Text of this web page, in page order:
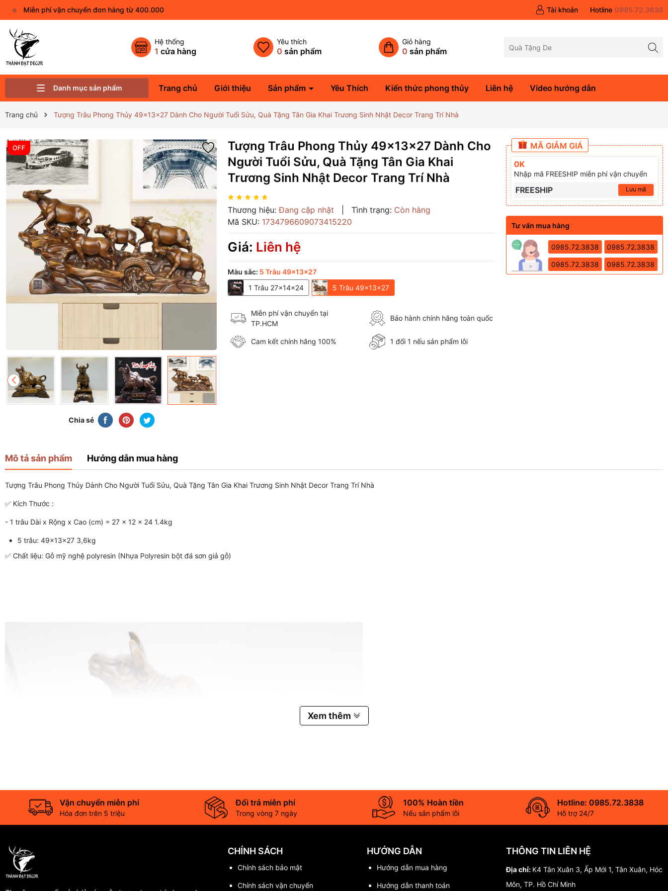
Miễn phí vận chuyển đơn hàng từ 400.000 Tài khoản Hotline 0985.72.3838
Hệ thống
1 cửa hàng
Yêu thích
0 sản phẩm
Giỏ hàng
0 sản phẩm
Danh mục sản phẩm Trang chủ Giới thiệu Sản phẩm Yêu Thích Kiến thức phong thủy Liên hệ Video hướng dẫn
Trang chủ Tượng Trâu Phong Thủy 49x13x27 Dành Cho Người Tuổi Sửu, Quà Tặng Tân Gia Khai Trương Sinh Nhật Decor Trang Trí Nhà
OFF
Chia sẻ
Tượng Trâu Phong Thủy 49x13x27 Dành Cho
Người Tuổi Sửu, Quà Tặng Tân Gia Khai
Trương Sinh Nhật Decor Trang Trí Nhà
Thương hiệu: Đang cập nhật Tình trạng: Còn hàng
Mã SKU: 1734796609073415220
Giá: Liên hệ
Màu sắc: 5 Trâu 49x13x27
1 Trâu 27x14x24
5 Trâu 49x13x27
Miễn phí vận chuyển tại
TP.HCM
Bảo hành chính hãng toàn quốc
Cam kết chính hãng 100% 1 đổi 1 nếu sản phẩm lỗi
MÃ GIẢM GIÁ
0K
Nhập mã FREESHIP miễn phí vận chuyển
FREESHIP Lưu mã
Tư vấn mua hàng
0985.72.3838 0985.72.3838
0985.72.3838 0985.72.3838
Mô tả sản phẩm Hướng dẫn mua hàng
Tượng Trâu Phong Thủy Dành Cho Người Tuổi Sửu, Quà Tặng Tân Gia Khai Trương Sinh Nhật Decor Trang Trí Nhà
✅ Kích Thước :
- 1 trâu Dài x Rộng x Cao (cm) = 27 x 12 x 24 1.4kg
5 trâu: 49x13x27 3,6kg
✅ Chất liệu: Gỗ mỹ nghệ polyresin (Nhựa Polyresin bột đá sơn giả gỗ)
Xem thêm
Vận chuyển miễn phí
Hóa đơn trên 5 triệu
Đổi trả miễn phí
Trong vòng 7 ngày
100% Hoàn tiền
Nếu sản phẩm lỗi
Hotline: 0985.72.3838
Hỗ trợ 24/7
CHÍNH SÁCH
Chính sách bảo mật
Chính sách vận chuyển
HƯỚNG DẪN
Hướng dẫn mua hàng
Hướng dẫn thanh toán
THÔNG TIN LIÊN HỆ
Địa chỉ: K4 Tân Xuân 3, Ấp Mới 1, Tân Xuân, Hóc
Môn, TP. Hồ Chí Minh